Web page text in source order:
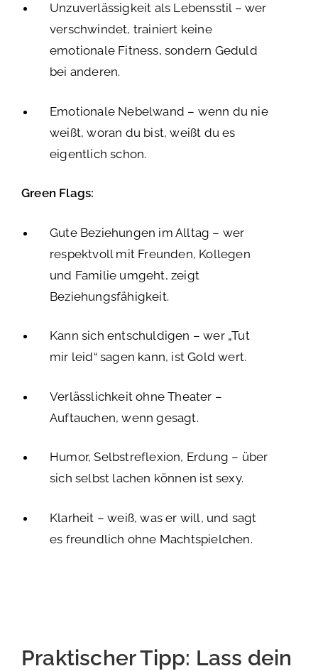
Unzuverlässigkeit als Lebensstil – wer
verschwindet, trainiert keine
emotionale Fitness, sondern Geduld
bei anderen.
Emotionale Nebelwand – wenn du nie
weißt, woran du bist, weißt du es
eigentlich schon.
Green Flags:
Gute Beziehungen im Alltag – wer
respektvoll mit Freunden, Kollegen
und Familie umgeht, zeigt
Beziehungsfähigkeit.
Kann sich entschuldigen – wer „Tut
mir leid“ sagen kann, ist Gold wert.
Verlässlichkeit ohne Theater –
Auftauchen, wenn gesagt.
Humor, Selbstreflexion, Erdung – über
sich selbst lachen können ist sexy.
Klarheit – weiß, was er will, und sagt
es freundlich ohne Machtspielchen.
Praktischer Tipp: Lass dein